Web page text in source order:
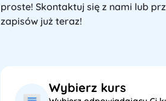
proste! Skontaktuj się z nami lub
zapisów już teraz!
Wybierz kurs